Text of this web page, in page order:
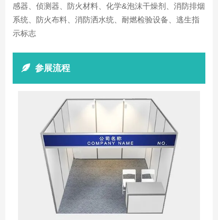
感器、侦测器、防火材料、化学&泡沫干燥剂、消防排烟
系统、防火布料、消防洒水统、耐燃检验设备、逃生指
示标志
参展流程